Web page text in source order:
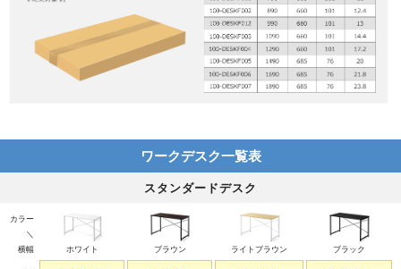
ワークデスク一覧表
スタンダードデスク
カラー
＼
横幅
ホワイト ブラウン ライトブラウン ブラック